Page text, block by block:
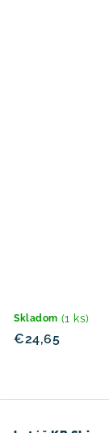
Skladom (1 ks)
€24,65